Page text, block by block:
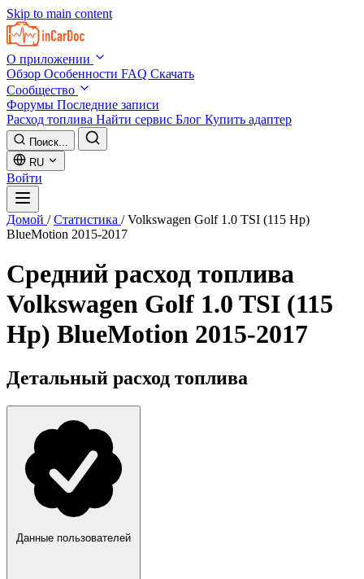
Skip to main content
О приложении
Обзор Особенности FAQ Скачать
Сообщество
Форумы Последние записи
Расход топлива Найти сервис Блог Купить адаптер
Поиск...
RU
Войти
Домой / Статистика / Volkswagen Golf 1.0 TSI (115 Hp)
BlueMotion 2015-2017
Средний расход топлива
Volkswagen Golf 1.0 TSI (115
Hp) BlueMotion 2015-2017
Детальный расход топлива
Данные пользователей